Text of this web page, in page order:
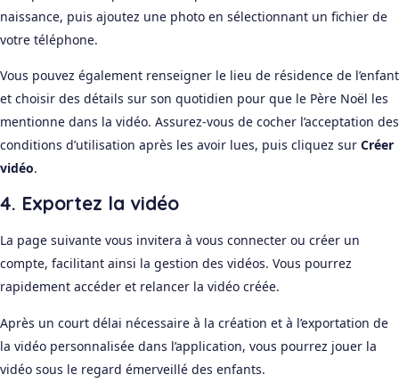
naissance, puis ajoutez une photo en sélectionnant un fichier de
votre téléphone.
Vous pouvez également renseigner le lieu de résidence de l’enfant
et choisir des détails sur son quotidien pour que le Père Noël les
mentionne dans la vidéo. Assurez-vous de cocher l’acceptation des
conditions d’utilisation après les avoir lues, puis cliquez sur Créer
vidéo.
4. Exportez la vidéo
La page suivante vous invitera à vous connecter ou créer un
compte, facilitant ainsi la gestion des vidéos. Vous pourrez
rapidement accéder et relancer la vidéo créée.
Après un court délai nécessaire à la création et à l’exportation de
la vidéo personnalisée dans l’application, vous pourrez jouer la
vidéo sous le regard émerveillé des enfants.